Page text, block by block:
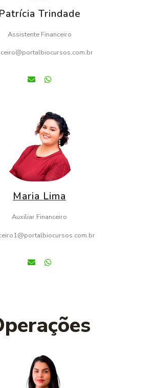
Patrícia Trindade
Assistente Financeiro
Maria Lima
Auxiliar Financeiro